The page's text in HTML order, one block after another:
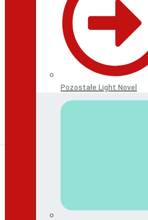
Pozostałe Light Novel